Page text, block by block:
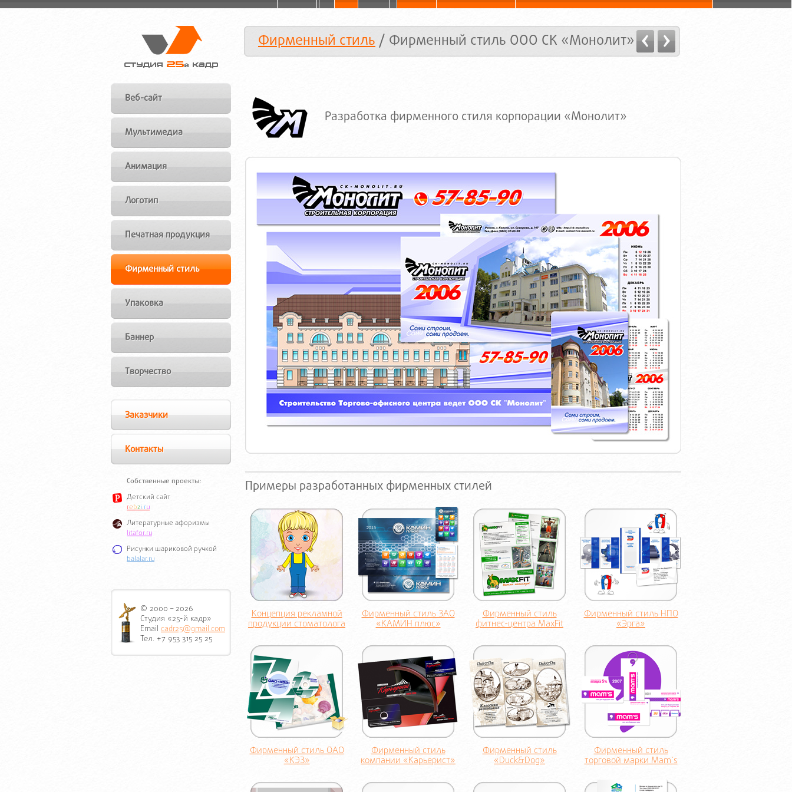
Фирменный стиль/ Фирменный стиль ООО СК «Монолит»
Веб-сайт
Мультимедиа
Анимация
Логотип
Печатная продукция
Фирменный стиль
Упаковка
Баннер
Творчество
Заказчики
Контакты
Собственные проекты:
Детский сайт
rebzi.ru
Литературные афоризмы
litafor.ru
Рисунки шариковой ручкой
balalar.ru
© 2000 – 2026
Студия «25-й кадр»
Email cadr25@gmail.com
Тел. +7 953 315 25 25
Разработка фирменного стиля корпорации «Монолит»
Примеры разработанных фирменных стилей
Концепция рекламной
продукции стоматолога
Фирменный стиль ЗАО
«КАМИН плюс»
Фирменный стиль
фитнес-центра MaxFit
Фирменный стиль НПО
«Эрга»
Фирменный стиль ОАО
«КЭЗ»
Фирменный стиль
компании «Карьерист»
Фирменный стиль
«Duck&Dog»
Фирменный стиль
торговой марки Mam`s